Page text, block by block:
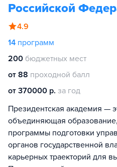
Российской
4.9
14 программ
200 бюджетных мест
от 88 проходной балл
от 370000 р. за год
Президентская академия —
объединяющая образование,
программы подготовки
органов государственной
карьерных траекторий для